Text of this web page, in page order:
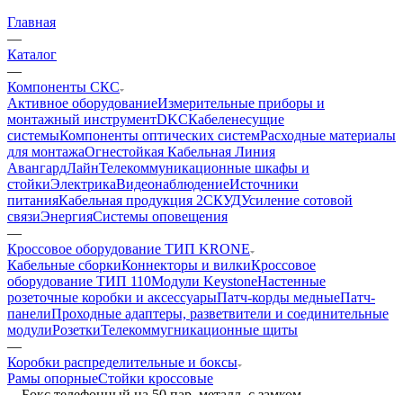
Главная
—
Каталог
—
Компоненты СКС
Активное оборудованиеИзмерительные приборы и
монтажный инструментDKCКабеленесущие
системыКомпоненты оптических системРасходные материалы
для монтажаОгнестойкая Кабельная Линия
АвангардЛайнТелекоммуникационные шкафы и
стойкиЭлектрикаВидеонаблюдениеИсточники
питанияКабельная продукция 2СКУДУсиление сотовой
связиЭнергияСистемы оповещения
—
Кроссовое оборудование ТИП KRONE
Кабельные сборкиКоннекторы и вилкиКроссовое
оборудование ТИП 110Модули KeystoneНастенные
розеточные коробки и аксессуарыПатч-корды медныеПатч-
панелиПроходные адаптеры, разветвители и соединительные
модулиРозеткиТелекоммугникационные щиты
—
Коробки распределительные и боксы
Рамы опорныеСтойки кроссовые